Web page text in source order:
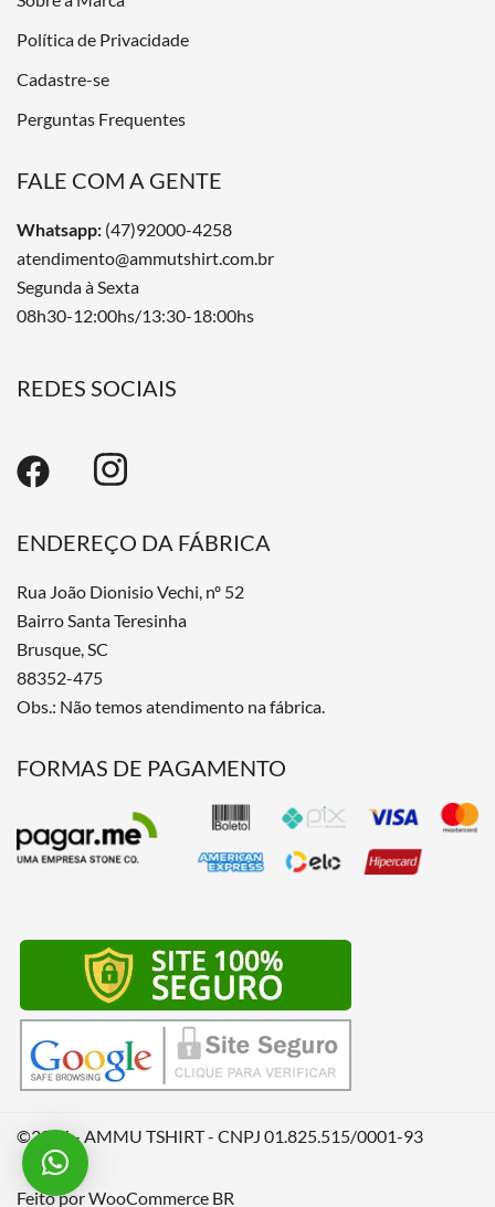
Política de Privacidade
Cadastre-se
Perguntas Frequentes
FALE COM A GENTE
Whatsapp: (47)92000-4258
atendimento@ammutshirt.com.br
Segunda à Sexta
08h30-12:00hs/13:30-18:00hs
REDES SOCIAIS
ENDEREÇO DA FÁBRICA
Rua João Dionisio Vechi, nº 52
Bairro Santa Teresinha
Brusque, SC
88352-475
Obs.: Não temos atendimento na fábrica.
FORMAS DE PAGAMENTO
©2026 - AMMU TSHIRT - CNPJ 01.825.515/0001-93
Feito porWooCommerce BR